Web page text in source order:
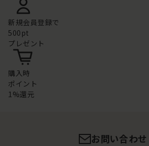
新規会員登録で
500pt
プレゼント
購入時
ポイント
1%還元
お問い合わせ